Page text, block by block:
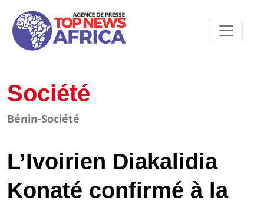
Société
Bénin-Société
L’Ivoirien Diakalidia
Konaté confirmé à la